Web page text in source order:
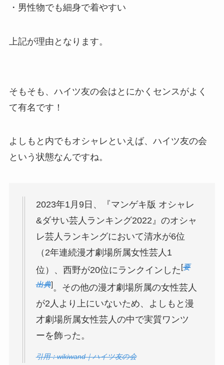
・男性物でも細身で着やすい
上記が理由となります。
そもそも、ハイツ友の会はとにかくセンスがよく
て有名です！
よしもと内でもオシャレといえば、ハイツ友の会
という状態なんですね。
2023年1月9日、『マンゲキ版 オシャレ
&ダサい芸人ランキング2022』のオシャ
レ芸人ランキングにおいて清水が6位
（2年連続漫才劇場所属女性芸人1
位）
、西野が20位にランクインした[要
出典]。その他の漫才劇場所属の女性芸人
が2人より上にいないため、よしもと漫
才劇場所属女性芸人の中で実質ワンツ
ーを飾った。
引用：wikiwand｜ハイツ友の会